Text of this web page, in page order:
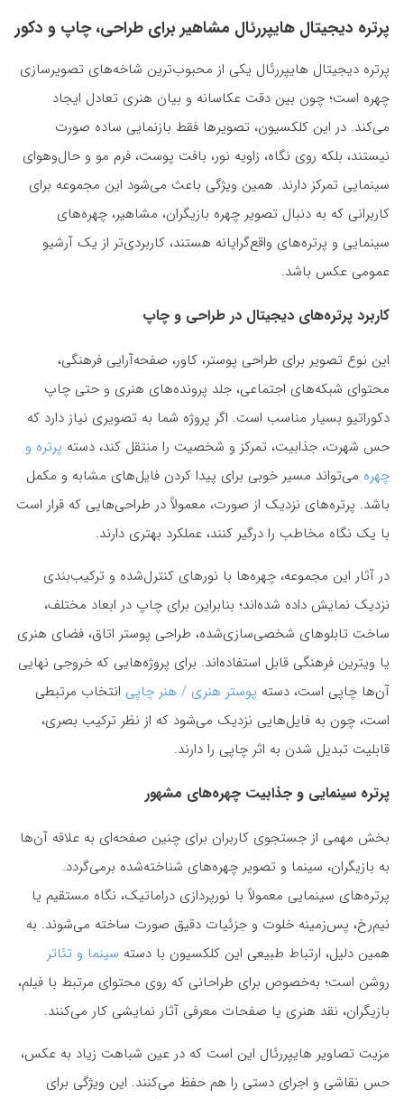
پرتره دیجیتال هایپررئال مشاهیر برای طراحی، چاپ و دکور
پرتره دیجیتال هایپررئال یکی از محبوب‌ترین شاخه‌های تصویرسازی
چهره است؛ چون بین دقت عکاسانه و بیان هنری تعادل ایجاد
می‌کند. در این کلکسیون، تصویرها فقط بازنمایی ساده صورت
نیستند، بلکه روی نگاه، زاویه نور، بافت پوست، فرم مو و حال‌وهوای
سینمایی تمرکز دارند. همین ویژگی باعث می‌شود این مجموعه برای
کاربرانی که به دنبال تصویر چهره بازیگران، مشاهیر، چهره‌های
سینمایی و پرتره‌های واقع‌گرایانه هستند، کاربردی‌تر از یک آرشیو
عمومی عکس باشد.
کاربرد پرتره‌های دیجیتال در طراحی و چاپ
این نوع تصویر برای طراحی پوستر، کاور، صفحه‌آرایی فرهنگی،
محتوای شبکه‌های اجتماعی، جلد پرونده‌های هنری و حتی چاپ
دکوراتیو بسیار مناسب است. اگر پروژه شما به تصویری نیاز دارد که
حس شهرت، جذابیت، تمرکز و شخصیت را منتقل کند، دسته پرتره و
چهره می‌تواند مسیر خوبی برای پیدا کردن فایل‌های مشابه و مکمل
باشد. پرتره‌های نزدیک از صورت، معمولاً در طراحی‌هایی که قرار است
با یک نگاه مخاطب را درگیر کنند، عملکرد بهتری دارند.
در آثار این مجموعه، چهره‌ها با نورهای کنترل‌شده و ترکیب‌بندی
نزدیک نمایش داده شده‌اند؛ بنابراین برای چاپ در ابعاد مختلف،
ساخت تابلوهای شخصی‌سازی‌شده، طراحی پوستر اتاق، فضای هنری
یا ویترین فرهنگی قابل استفاده‌اند. برای پروژه‌هایی که خروجی نهایی
آن‌ها چاپی است، دسته پوستر هنری / هنر چاپی انتخاب مرتبطی
است، چون به فایل‌هایی نزدیک می‌شود که از نظر ترکیب بصری،
قابلیت تبدیل شدن به اثر چاپی را دارند.
پرتره سینمایی و جذابیت چهره‌های مشهور
بخش مهمی از جستجوی کاربران برای چنین صفحه‌ای به علاقه آن‌ها
به بازیگران، سینما و تصویر چهره‌های شناخته‌شده برمی‌گردد.
پرتره‌های سینمایی معمولاً با نورپردازی دراماتیک، نگاه مستقیم یا
نیم‌رخ، پس‌زمینه خلوت و جزئیات دقیق صورت ساخته می‌شوند. به
همین دلیل، ارتباط طبیعی این کلکسیون با دسته سینما و تئاتر
روشن است؛ به‌خصوص برای طراحانی که روی محتوای مرتبط با فیلم،
بازیگران، نقد هنری یا صفحات معرفی آثار نمایشی کار می‌کنند.
مزیت تصاویر هایپررئال این است که در عین شباهت زیاد به عکس،
حس نقاشی و اجرای دستی را هم حفظ می‌کنند. این ویژگی برای